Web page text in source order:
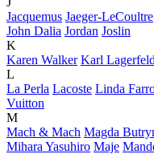
Jacquemus Jaeger-LeCoultre
John Dalia Jordan Joslin
K
Karen Walker Karl
L
La Perla Lacoste Linda
Vuitton
M
Mach & Mach Magda
Mihara Yasuhiro Maje